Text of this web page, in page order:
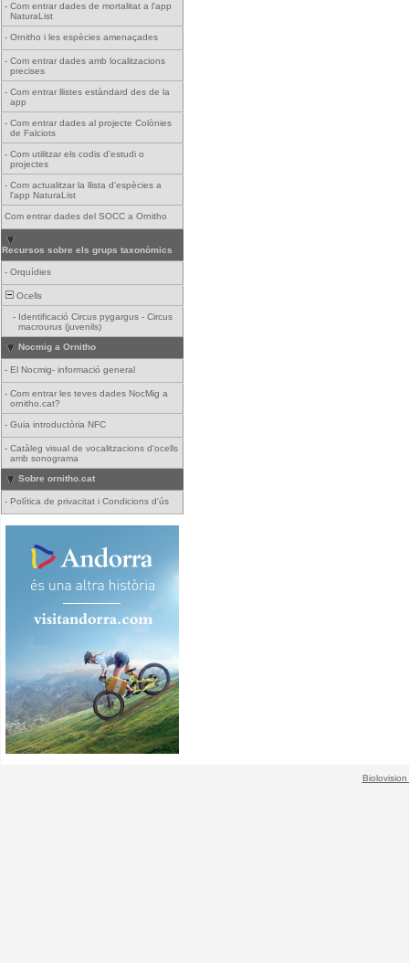
- Com entrar dades de mortalitat a l'app
NaturaList
- Ornitho i les espècies amenaçades
- Com entrar dades amb localitzacions
precises
- Com entrar llistes estàndard des de la
app
- Com entrar dades al projecte Colònies
de Falciots
- Com utilitzar els codis d'estudi o
projectes
- Com actualitzar la llista d'espècies a
l'app NaturaList
Com entrar dades del SOCC a Ornitho
Recursos sobre els grups taxonòmics
- Orquídies
Ocells
- Identificació Circus pygargus - Circus
macrourus (juvenils)
Nocmig a Ornitho
- El Nocmig- informació general
- Com entrar les teves dades NocMig a
ornitho.cat?
- Guia introductòria NFC
- Catàleg visual de vocalitzacions d'ocells
amb sonograma
Sobre ornitho.cat
- Política de privacitat i Condicions d'ús
Biolovision